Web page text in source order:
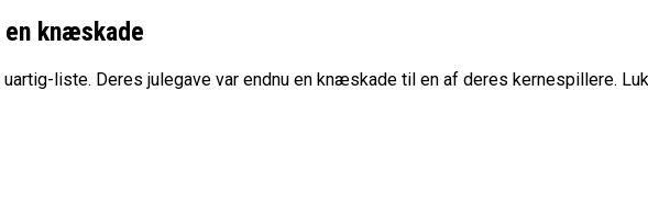
knæskade
liste. Deres julegave var endnu en knæskade til en af deres kernespillere.